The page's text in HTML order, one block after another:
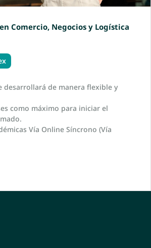
Comercio, Negocios y Logística
desarrollará de manera flexible y
como máximo para iniciar el
Vía Online Síncrono (Vía